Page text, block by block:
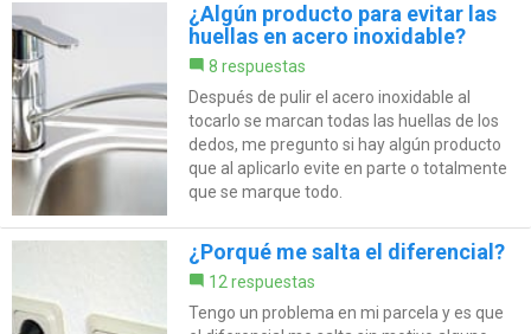
¿Algún producto para evitar las
huellas en acero inoxidable?
8 respuestas
Después de pulir el acero inoxidable al
tocarlo se marcan todas las huellas de los
dedos, me pregunto si hay algún producto
que al aplicarlo evite en parte o totalmente
que se marque todo.
¿Porqué me salta el diferencial?
12 respuestas
Tengo un problema en mi parcela y es que